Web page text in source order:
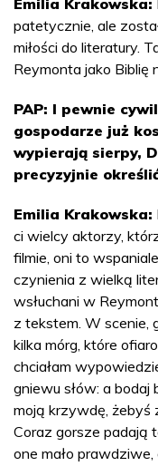
patetycznie, ale
miłości do literatury.
Reymonta jako Biblię
PAP: I pewnie
gospodarze już
wypierają sierpy,
precyzyjnie
Emilia Krakowska:
ci wielcy aktorzy,
filmie, oni to
czynienia z wielką
wsłuchani w
z tekstem. W scenie,
kilka mórg, które
chciałam
gniewu słów: a bodaj
moją krzywdę, żebyś
Coraz gorsze padają
one mało